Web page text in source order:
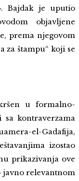
Bajdak je uputio
objavljene
prema njegovom
za štampu“ koji se
u formalno-
kontraverzama
el-Gadafija,
izostao
prikazivanja ove
javno relevantnom